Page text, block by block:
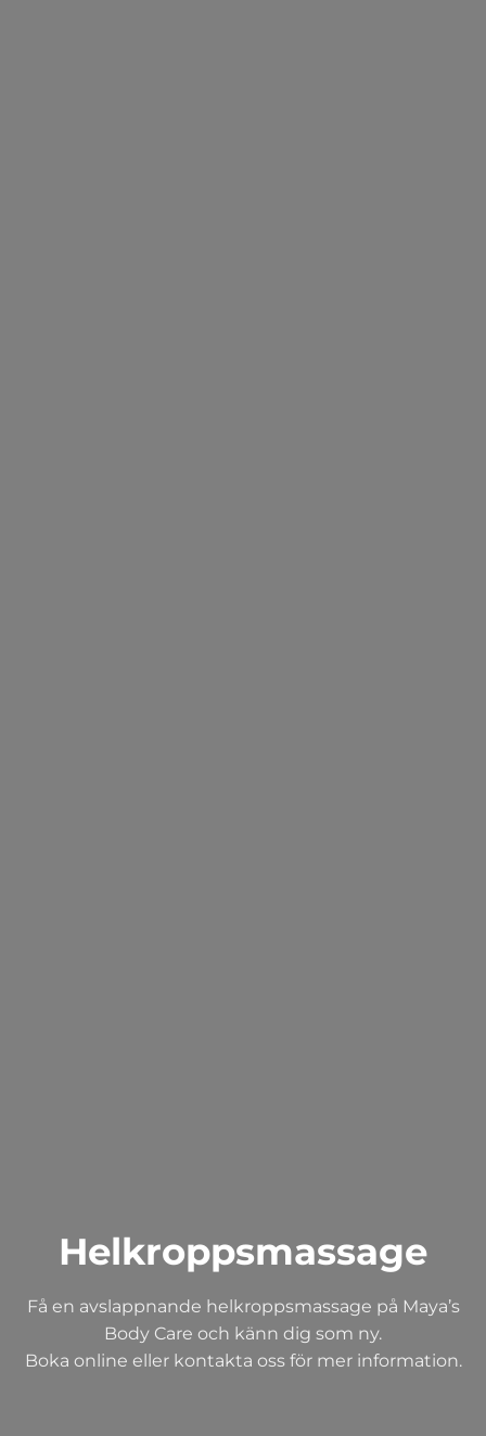
Helkroppsmassage
Få en avslappnande helkroppsmassage på Maya’s
Body Care och känn dig som ny.
Boka online eller kontakta oss för mer information.